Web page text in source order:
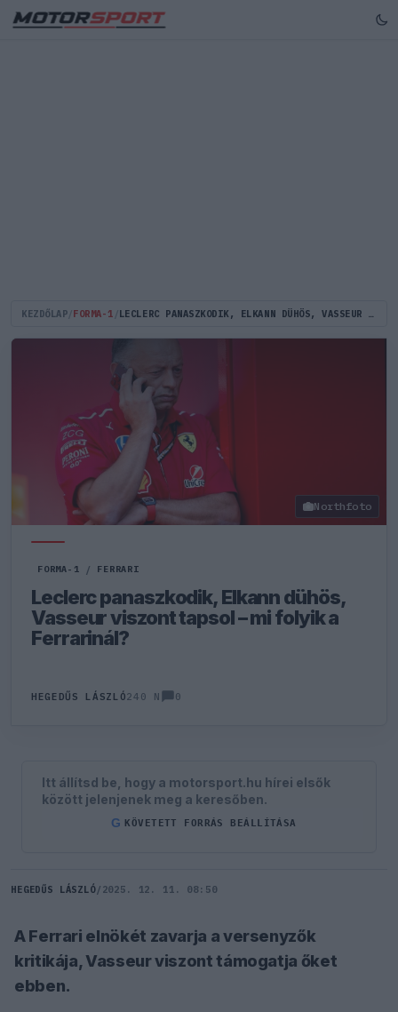
KEZDŐLAP FORMA-1 LECLERC PANASZKODIK, ELKANN DÜHÖS, VASSEUR VISZONT TAPSOL – MI FOLYIK A FERRARINÁL?
Northfoto
FORMA-1 / FERRARI
Leclerc panaszkodik, Elkann dühös,
Vasseur viszont tapsol – mi folyik a
Ferrarinál?
HEGEDŰS LÁSZLÓ240 N 0
Itt állítsd be, hogy a motorsport.hu hírei elsők
között jelenjenek meg a keresőben.
G KÖVETETT FORRÁS BEÁLLÍTÁSA
HEGEDŰS LÁSZLÓ/ 2025. 12. 11. 08:50
A Ferrari elnökét zavarja a versenyzők
kritikája, Vasseur viszont támogatja őket
ebben.